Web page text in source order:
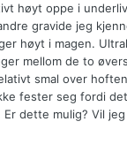
høyt oppe i
gravide jeg
høyt i magen.
mellom de to
smal over
fester seg fordi
dette mulig? Vil